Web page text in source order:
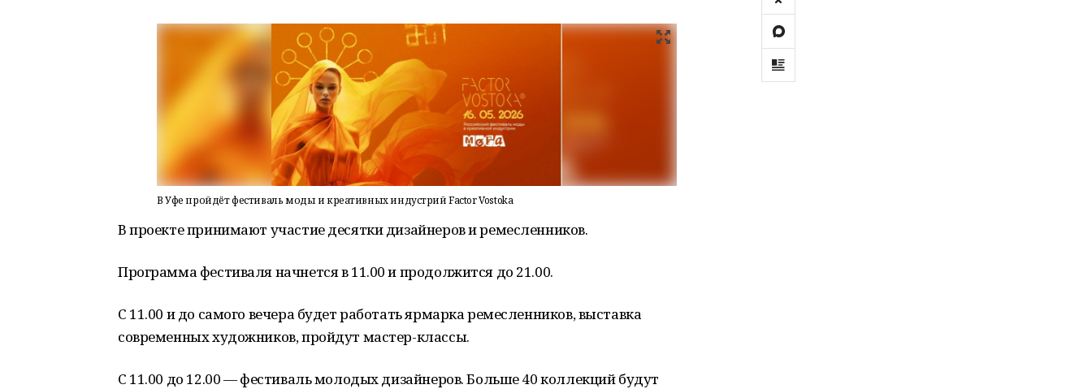
В Уфе пройдёт фестиваль моды и креативных индустрий Factor Vostoka
В проекте принимают участие десятки дизайнеров и ремесленников.
Программа фестиваля начнется в 11.00 и продолжится до 21.00.
С 11.00 и до самого вечера будет работать ярмарка ремесленников, выставка
современных художников, пройдут мастер-классы.
С 11.00 до 12.00 — фестиваль молодых дизайнеров. Больше 40 коллекций будут